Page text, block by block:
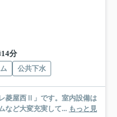
分
公共下水
菱屋西Ⅱ」です。室内設備は
など大変充実して... もっと見